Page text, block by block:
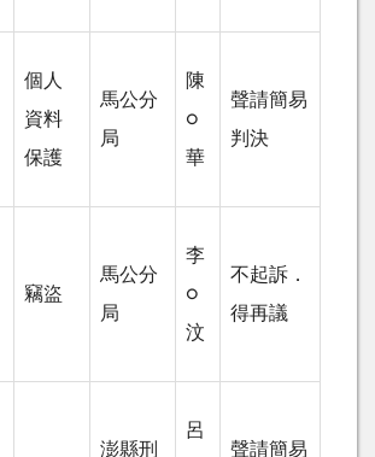
個人
資料
保護
馬公分
局
陳
○
華
聲請簡易
判決
竊盜
馬公分
局
李
○
汶
不起訴．
得再議
澎縣刑
呂
聲請簡易